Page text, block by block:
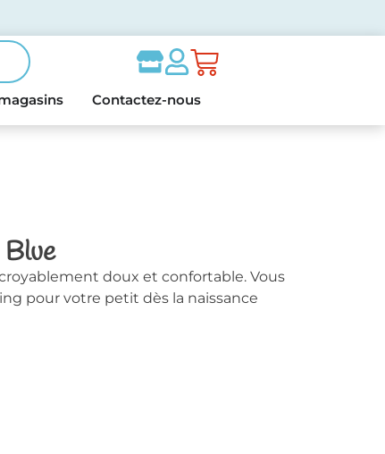
Contactez-nous
Blue
doux et confortable. Vous
pour votre petit dès la naissance